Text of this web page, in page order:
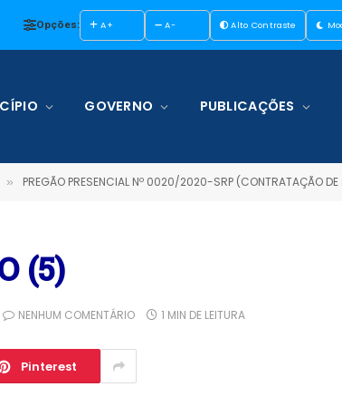
Opções: A+ A- Alto Contraste
GOVERNO PUBLICAÇÕES
» PREGÃO PRESENCIAL Nº 0020/2020-SRP (CONTRATAÇÃO DE SERVIÇOS DE TRANSPORTE FLUVIAL NOS TRECHOS TERRA SANTA/SANTARÉM/TERRA
(5)
NENHUM COMENTÁRIO 1 MIN DE LEITURA
Pinterest